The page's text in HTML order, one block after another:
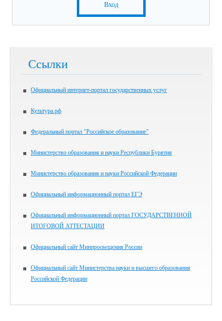
Вход
Ссылки
Официальный интернет-портал государственных услуг
Культура.рф
Федеральный портал "Российское образование"
Министерство образования и науки Республики Бурятия
Министерство образования и науки Российской Федерации
Официальный информационный портал ЕГЭ
Официальный информационный портал ГОСУДАРСТВЕННОЙ
ИТОГОВОЙ АТТЕСТАЦИИ
Официальный сайт Минпросвещения России
Официальный сайт Министерства науки и высшего образования
Российской Федерации